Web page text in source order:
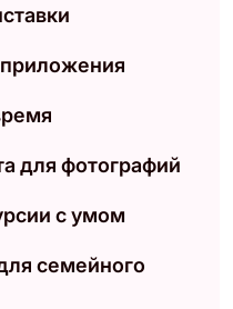
для фотографий
с умом
семейного